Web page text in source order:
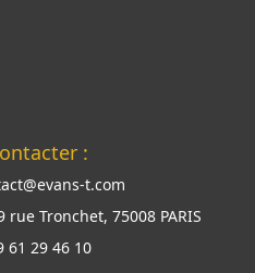
:
t.com
rue Tronchet, 75008 PARIS
61 29 46 10